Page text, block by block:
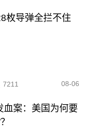
枚导弹全拦不住
7211 08-06
血案：美国为何要